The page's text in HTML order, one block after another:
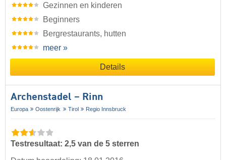
Gezinnen en kinderen
Beginners
Bergrestaurants, hutten
meer »
Details
Archenstadel – Rinn
Europa Oostenrijk Tirol Regio Innsbruck
Testresultaat: 2,5 van de 5 sterren